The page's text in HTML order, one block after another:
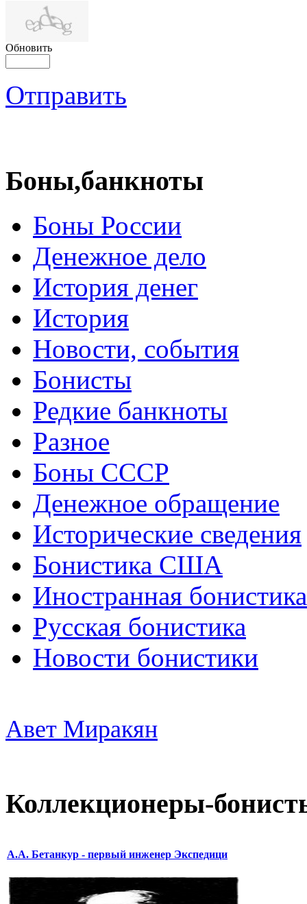
Обновить
Отправить
Боны,банкноты
Боны России
Денежное дело
История денег
История
Новости, события
Бонисты
Редкие банкноты
Разное
Боны СССР
Денежное обращение
Исторические сведения
Бонистика США
Иностранная бонистика
Русская бонистика
Новости бонистики
Авет Миракян
Коллекционеры-
А.А. Бетанкур - первый инженер Экспедици